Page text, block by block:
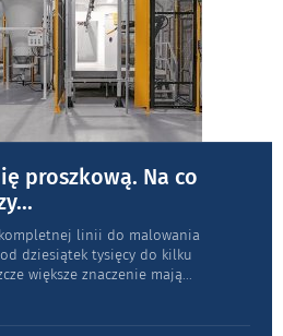
proszkową. Na co
...
linii do malowania
dziesiątek tysięcy do kilku
większe znaczenie mają